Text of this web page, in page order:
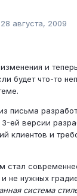
28 августа, 2009
и
будет что-то
письма
ей версии
клиентов и
стал
не нужных
система